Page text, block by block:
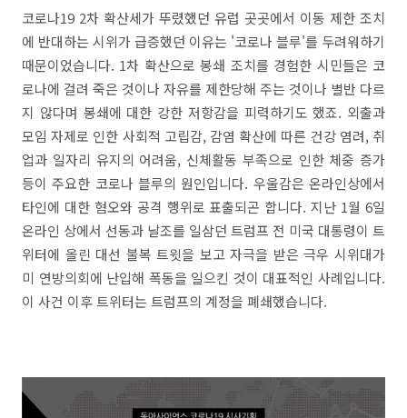
코로나19 2차 확산세가 뚜렸했던 유럽 곳곳에서 이동 제한 조치
에 반대하는 시위가 급증했던 이유는 '코로나 블루'를 두려워하기
때문이었습니다. 1차 확산으로 봉쇄 조치를 경험한 시민들은 코
로나에 걸려 죽은 것이나 자유를 제한당해 주는 것이나 별반 다르
지 않다며 봉쇄에 대한 강한 저항감을 피력하기도 했죠. 외출과
모임 자제로 인한 사회적 고립감, 감염 확산에 따른 건강 염려, 취
업과 일자리 유지의 어려움, 신체활동 부족으로 인한 체중 증가
등이 주요한 코로나 블루의 원인입니다. 우울감은 온라인상에서
타인에 대한 혐오와 공격 행위로 표출되곤 합니다. 지난 1월 6일
온라인 상에서 선동과 날조를 일삼던 트럼프 전 미국 대통령이 트
위터에 올린 대선 불복 트윗을 보고 자극을 받은 극우 시위대가
미 연방의회에 난입해 폭동을 일으킨 것이 대표적인 사례입니다.
이 사건 이후 트위터는 트럼프의 계정을 폐쇄했습니다.